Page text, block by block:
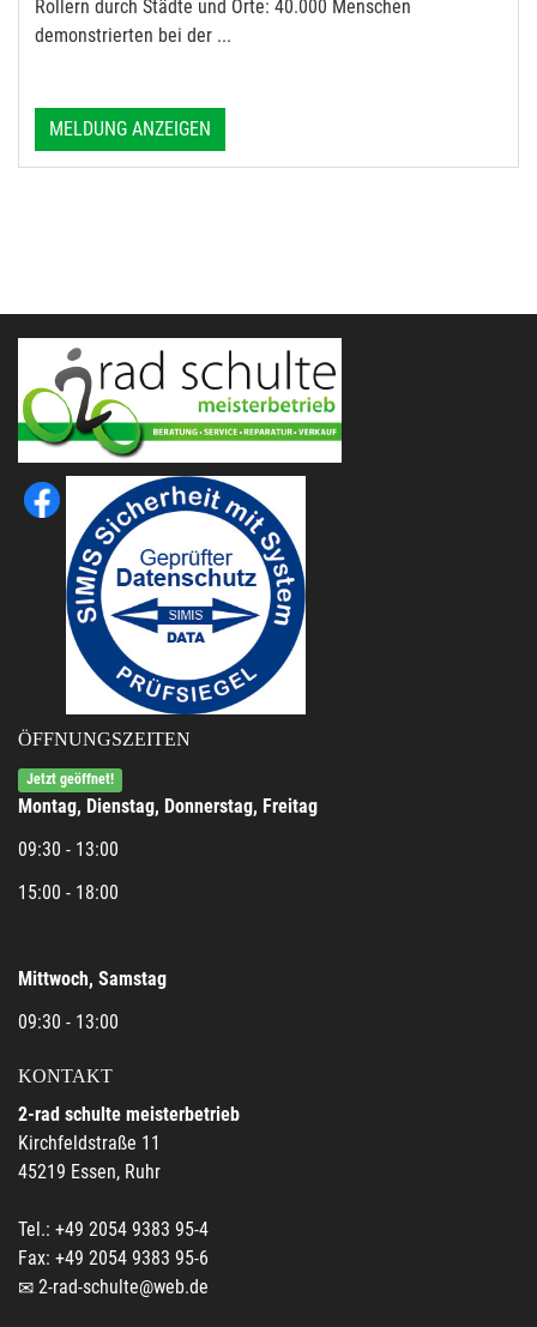
Rollern durch Städte und Orte: 40.000 Menschen
demonstrierten bei der ...
MELDUNG ANZEIGEN
ÖFFNUNGSZEITEN
Jetzt geöffnet!
Montag, Dienstag, Donnerstag, Freitag
09:30 - 13:00
15:00 - 18:00
Mittwoch, Samstag
09:30 - 13:00
KONTAKT
2-rad schulte meisterbetrieb
Kirchfeldstraße 11
45219 Essen, Ruhr
Tel.: +49 2054 9383 95-4
Fax: +49 2054 9383 95-6
2-rad-schulte@web.de